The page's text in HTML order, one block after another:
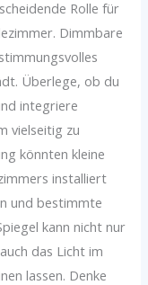
Rolle für
Dimmbare
Überlege, ob du
integriere
vielseitig zu
könnten kleine
installiert
und bestimmte
kann nicht nur
das Licht im
lassen. Denke